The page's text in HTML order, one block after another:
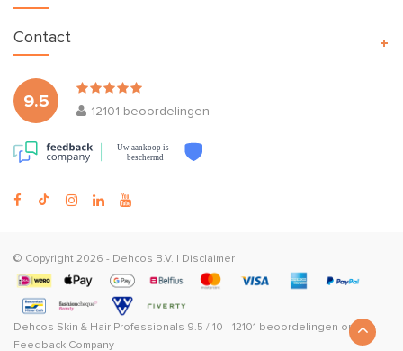
9.5
12101 beoordelingen
Uw aankoop is
beschermd
Contact
© Copyright 2026 - Dehcos B.V. | Disclaimer
Dehcos Skin & Hair Professionals 9.5 / 10 - 12101 beoordelingen op
The
Feedback Company